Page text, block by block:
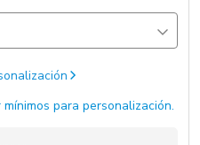
28.676 un.
24.300 un.
Total:
para personalización.